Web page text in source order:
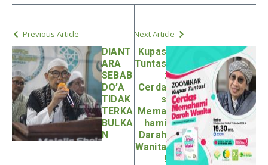
Previous Article
DIANT
ARA
SEBAB
DO’A
TIDAK
TERKA
BULKA
N
Next Article
Kupas
Tuntas
:
Cerda
s
Mema
hami
Darah
Wanita
!